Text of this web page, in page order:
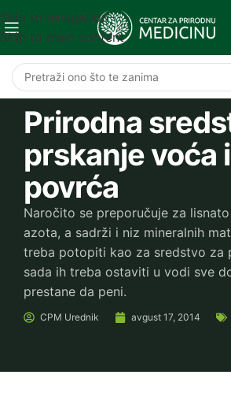
Skip to navigation
Skip to main content
Prirodna
prskanje voća i
povrća
Naročito se preporučuje za
azota, a sadrži i niz mineralnih
treba potopiti kao za sredstvo za
sada ih treba ostaviti u vodi sve
prestane da peni.
CPM Urednik avgust 17, 2014